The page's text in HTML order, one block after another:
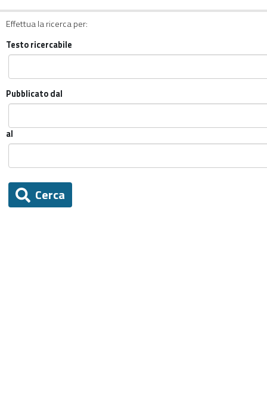
Effettua la ricerca per:
Testo ricercabile
Pubblicato dal
al